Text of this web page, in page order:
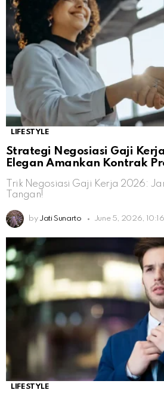
LIFESTYLE
Strategi Negosiasi Gaji
Elegan Amankan Kontrak
Trik Negosiasi Gaji Kerja 2026:
Tangan!
by Jati Sunarto June 5, 2026,
LIFESTYLE